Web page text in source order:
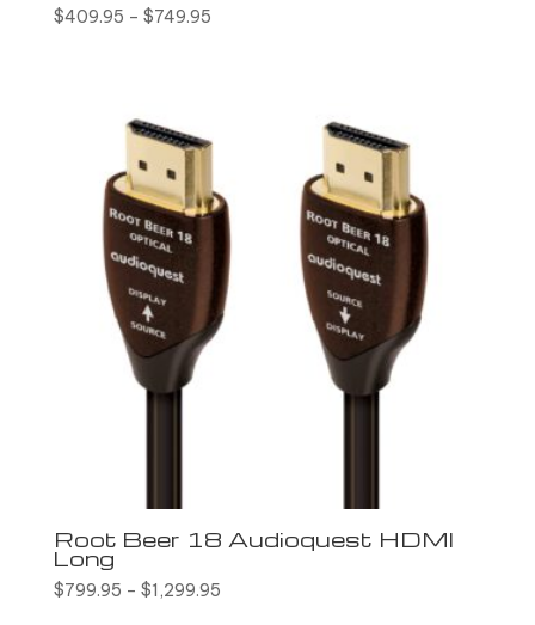
$409.95 – $749.95
Root Beer 18 Audioquest HDMI
Long
$799.95 – $1,299.95